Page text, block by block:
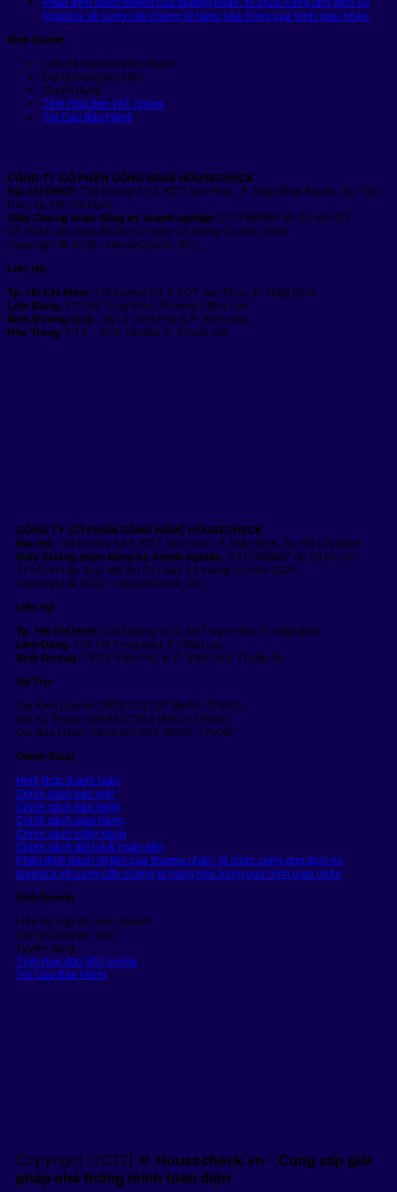
logistics về cung cấp chứng từ hàng hóa trong quá trình giao nhận.
Kinh Doanh
Liên hệ hợp tác kinh doanh
Đại lý/Cộng tác viên
Tuyển dụng
Tính Hoá đơn VAT online
Tra Cứu Bảo Hành
CÔNG TY CỔ PHẦN CÔNG NGHỆ HOUSECHECK
Địa chỉ ĐKKD: 128 Đường Số 2, KĐT Vạn Phúc, P. Hiệp Bình Phước, Tp. Thủ
Đức, Tp. Hồ Chí Minh
Giấy Chứng nhận đăng ký doanh nghiệp: 0317589867 do Sở KH-ĐT
TP.HCM cấp thay đổi lần 01 ngày 23 tháng 01 năm 2026.
Copyright © 2022 - HouseCheck JSC.;
Liên Hệ:
Tp. Hồ Chí Minh: 128 Đường Số 2, KĐT Vạn Phúc, P. Hiệp Bình
Lâm Đồng: 170 Hồ Tùng Mậu, Phường 1 Bảo Lộc
Bình Dương (Cũ): 78/13 Vĩnh Phú 6, P. Bình Hoà
Nha Trang: CT3 - VCN Tỗ Hữu, P. Phước Hải
CÔNG TY CỔ PHẦN CÔNG NGHỆ HOUSECHECK
Địa chỉ: 128 Đường Số 2, KĐT Vạn Phúc, P. Hiệp Bình, Tp. Hồ Chí Minh
Giấy Chứng nhận đăng ký doanh nghiệp: 0317589867 do Sở KH-ĐT
TP.HCM cấp thay đổi lần 01 ngày 23 tháng 01 năm 2026.
Copyright © 2022 - HouseCheck JSC;
Liên Hệ:
Tp. Hồ Chí Minh: 128 Đường Số 2, KĐT Vạn Phúc,P. Hiệp Bình
Lâm Đồng: 170 Hồ Tùng Mậu, P.1 Bảo Lộc
Bình Dương: 78/13 Vĩnh Phú 6, P. Vĩnh Phú, Thuận An
Hỗ Trợ:
Gọi Kinh Doanh: 0878.27.37.27 (8h00-17h00)
Gọi Kỹ Thuật: 09086.07804 (8h00-17h00)
Gọi Bảo Hành: 0908.607.804 (8h00-17h00)
Chính Sách
Hình thức thanh toán
Chính sách bảo mật
Chính sách bảo hành
Chính sách giao hàng
Chính sách kiểm hàng
Chính sách đổi trả & hoàn tiền
Phân định trách nhiệm của thương nhân, tổ chức cung ứng dịch vụ
logistics về cung cấp chứng từ hàng hóa trong quá trình giao nhận
Kinh Doanh
Liên hệ hợp tác kinh doanh
Đại lý/Cộng tác viên
Tuyển dụng
Tính Hoá đơn VAT online
Tra Cứu Bảo Hành
Copyright [2022] © Housecheck.vn - Cung cấp giải
pháp nhà thông minh toàn diện